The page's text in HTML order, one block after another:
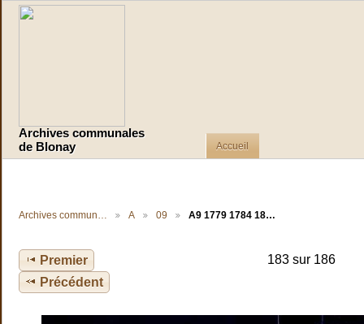
Archives communales
de Blonay
Accueil
Archives commun… A 09 A9 1779 1784 18…
Premier
Précédent
183 sur 186